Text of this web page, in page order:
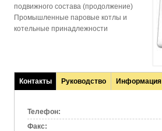
подвижного состава (продолжение)
Промышленные паровые котлы и
котельные принадлежности
Контакты
(активная
Руководство Информация
Телефон:
Факс: